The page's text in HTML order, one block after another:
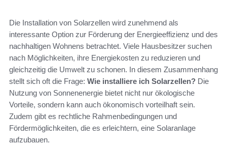
Die Installation von Solarzellen wird zunehmend als
interessante Option zur Förderung der Energieeffizienz und des
nachhaltigen Wohnens betrachtet. Viele Hausbesitzer suchen
nach Möglichkeiten, ihre Energiekosten zu reduzieren und
gleichzeitig die Umwelt zu schonen. In diesem Zusammenhang
stellt sich oft die Frage: Wie installiere ich Solarzellen? Die
Nutzung von Sonnenenergie bietet nicht nur ökologische
Vorteile, sondern kann auch ökonomisch vorteilhaft sein.
Zudem gibt es rechtliche Rahmenbedingungen und
Fördermöglichkeiten, die es erleichtern, eine Solaranlage
aufzubauen.